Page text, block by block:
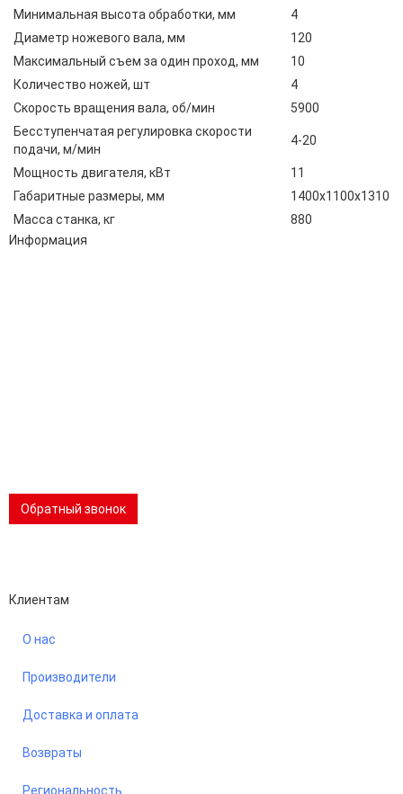
Минимальная высота обработки, мм
4
Диаметр ножевого вала, мм
120
Максимальный съем за один проход, мм
10
Количество ножей, шт
4
Скорость вращения вала, об/мин
5900
Бесступенчатая регулировка скорости
подачи, м/мин
4-20
Мощность двигателя, кВт
11
Габаритные размеры, мм
1400x1100x1310
Масса станка, кг
880
Информация
Обратный звонок
Клиентам
О нас
Производители
Доставка и оплата
Возвраты
Региональность